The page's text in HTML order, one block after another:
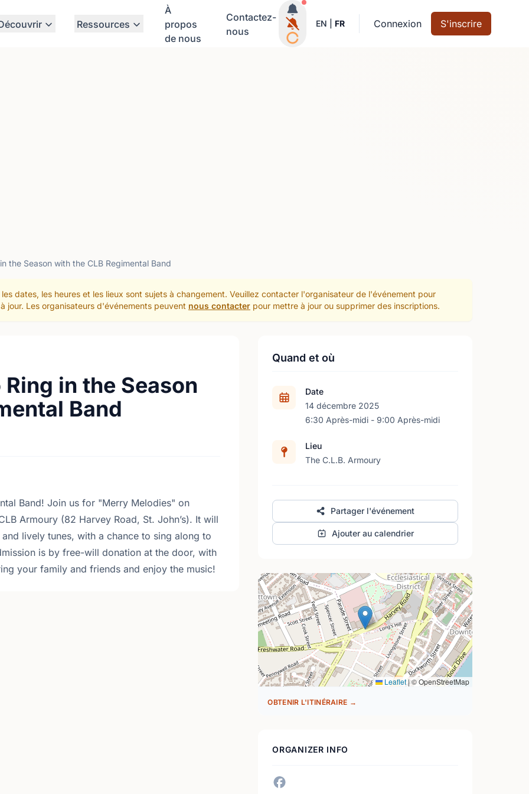
Ressources
À
propos
de nous
Contactez-
nous
Notifications actives
EN FR Connexion S'inscrire
the Season with the CLB Regimental Band
les dates, les heures et les lieux sont sujets à changement. Veuillez contacter l'organisateur de l'événement pour
jour. Les organisateurs d'événements peuvent nous contacter pour mettre à jour ou supprimer des inscriptions.
in the Season
Band
Band! Join us for "Merry Melodies" on
Armoury (82 Harvey Road, St. John’s). It will
lively tunes, with a chance to sing along to
is by free-will donation at the door, with
your family and friends and enjoy the music!
Quand et où
Date
14 décembre 2025
6:30 Après-midi - 9:00 Après-midi
Lieu
The C.L.B. Armoury
Partager l'événement
Ajouter au calendrier
Leaflet|© OpenStreetMap
OBTENIR L'ITINÉRAIRE →
ORGANIZER INFO